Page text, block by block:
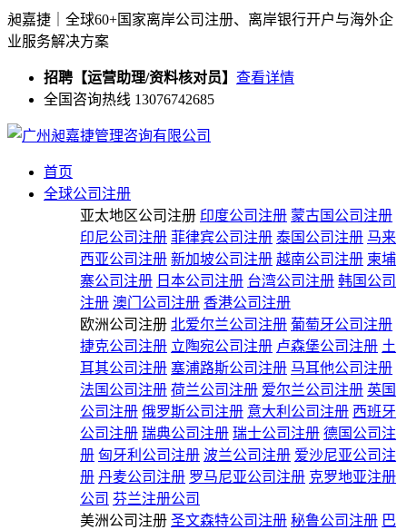
昶嘉捷｜全球60+国家离岸公司注册、离岸银行开户与海外企
业服务解决方案
招聘【运营助理/资料核对员】 查看详情
全国咨询热线 13076742685
首页
全球公司注册
亚太地区公司注册 印度公司注册 蒙古国公司注册
印尼公司注册 菲律宾公司注册 泰国公司注册 马来
西亚公司注册 新加坡公司注册 越南公司注册 柬埔
寨公司注册 日本公司注册 台湾公司注册 韩国公司
注册 澳门公司注册 香港公司注册
欧洲公司注册 北爱尔兰公司注册 葡萄牙公司注册
捷克公司注册 立陶宛公司注册 卢森堡公司注册 土
耳其公司注册 塞浦路斯公司注册 马耳他公司注册
法国公司注册 荷兰公司注册 爱尔兰公司注册 英国
公司注册 俄罗斯公司注册 意大利公司注册 西班牙
公司注册 瑞典公司注册 瑞士公司注册 德国公司注
册 匈牙利公司注册 波兰公司注册 爱沙尼亚公司注
册 丹麦公司注册 罗马尼亚公司注册 克罗地亚注册
公司 芬兰注册公司
美洲公司注册 圣文森特公司注册 秘鲁公司注册 巴